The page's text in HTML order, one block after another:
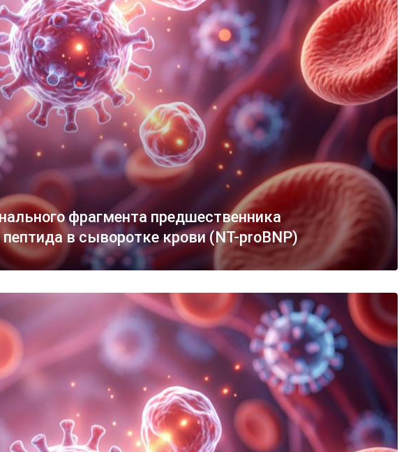
фрагмента предшественника
пептида в сыворотке крови (NT-proBNP)